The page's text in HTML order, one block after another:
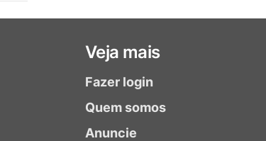
Veja mais
Fazer login
Quem somos
Anuncie